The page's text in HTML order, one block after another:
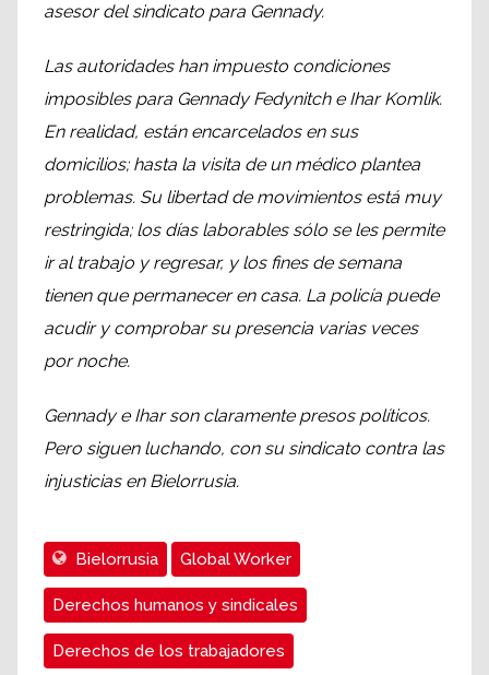
asesor del sindicato para Gennady.
Las autoridades han impuesto condiciones
imposibles para Gennady Fedynitch e Ihar Komlik.
En realidad, están encarcelados en sus
domicilios; hasta la visita de un médico plantea
problemas. Su libertad de movimientos está muy
restringida; los días laborables sólo se les permite
ir al trabajo y regresar, y los fines de semana
tienen que permanecer en casa. La policía puede
acudir y comprobar su presencia varias veces
por noche.
Gennady e Ihar son claramente presos políticos.
Pero siguen luchando, con su sindicato contra las
injusticias en Bielorrusia.
Bielorrusia Global Worker
Derechos humanos y sindicales
Derechos de los trabajadores